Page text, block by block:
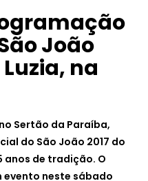
João
Luzia, na
Sertão da Paraíba,
do São João 2017 do
anos de tradição. O
neste sábado